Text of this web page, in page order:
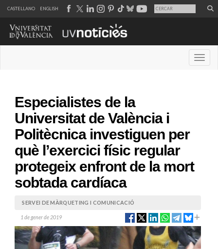
CASTELLANO ENGLISH
Especialistes de la
Universitat de València i
Politècnica investiguen per
què l’exercici físic regular
protegeix enfront de la mort
sobtada cardíaca
SERVEI DE MÀRQUETING I COMUNICACIÓ
1 de gener de 2019